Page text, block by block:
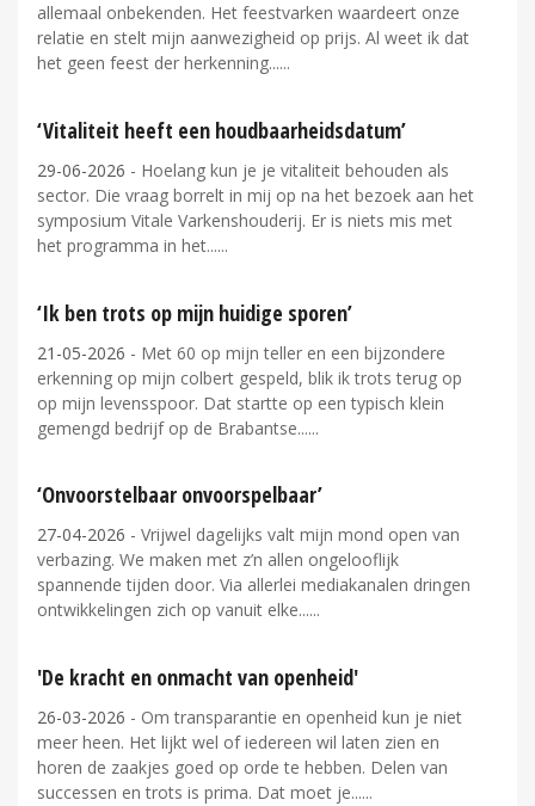
allemaal onbekenden. Het feestvarken waardeert onze
relatie en stelt mijn aanwezigheid op prijs. Al weet ik dat
het geen feest der herkenning...
‘Vitaliteit heeft een houdbaarheidsdatum’
29-06-2026 - Hoelang kun je je vitaliteit behouden als
sector. Die vraag borrelt in mij op na het bezoek aan het
symposium Vitale Varkenshouderij. Er is niets mis met
het programma in het...
‘Ik ben trots op mijn huidige sporen’
21-05-2026 - Met 60 op mijn teller en een bijzondere
erkenning op mijn colbert gespeld, blik ik trots terug op
op mijn levensspoor. Dat startte op een typisch klein
gemengd bedrijf op de Brabantse...
‘Onvoorstelbaar onvoorspelbaar’
27-04-2026 - Vrijwel dagelijks valt mijn mond open van
verbazing. We maken met z’n allen ongelooflijk
spannende tijden door. Via allerlei mediakanalen dringen
ontwikkelingen zich op vanuit elke...
'De kracht en onmacht van openheid'
26-03-2026 - Om transparantie en openheid kun je niet
meer heen. Het lijkt wel of iedereen wil laten zien en
horen de zaakjes goed op orde te hebben. Delen van
successen en trots is prima. Dat moet je...